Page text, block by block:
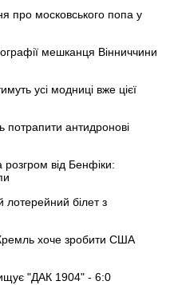
про московського попа у
мешканця Вінниччини
усі модниці вже цієї
потрапити антидронові
розгром від Бенфіки:
лотерейний білет з
хоче зробити США
"ДАК 1904" - 6:0